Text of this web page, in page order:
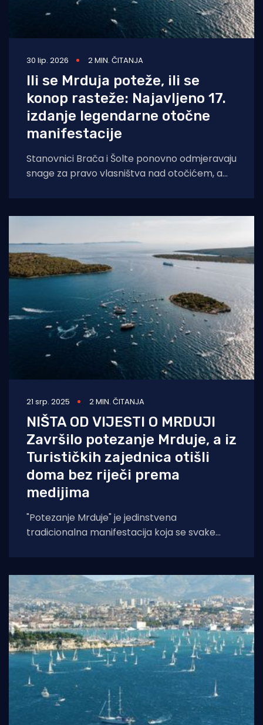
30 lip. 2026 2 MIN. ČITANJA
Ili se Mrduja poteže, ili se
konop rasteže: Najavljeno 17.
izdanje legendarne otočne
manifestacije
Stanovnici Brača i Šolte ponovno odmjeravaju
snage za pravo vlasništva nad otočićem, a
21 srp. 2025 2 MIN. ČITANJA
NIŠTA OD VIJESTI O MRDUJI
Završilo potezanje Mrduje, a iz
Turističkih zajednica otišli
doma bez riječi prema
medijima
"Potezanje Mrduje" je jedinstvena
tradicionalna manifestacija koja se svake